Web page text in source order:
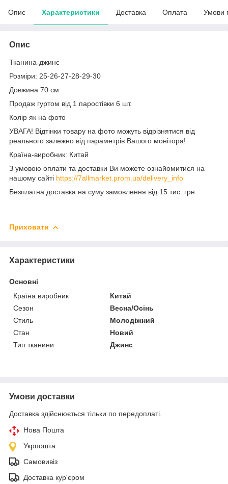
Опис Характеристики Доставка Оплата Умови
Опис
Тканина-джинс
Розміри: 25-26-27-28-29-30
Довжина 70 см
Продаж гуртом від 1 паростівки 6 шт.
Колір як на фото
УВАГА! Відтінки товару на фото можуть відрізнятися від
реального залежно від параметрів Вашого монітора!
Країна-виробник: Китай
З умовою оплати та доставки Ви можете ознайомитися на
нашому сайті https://7allmarket.prom.ua/delivery_info
Безплатна доставка на суму замовлення від 15 тис. грн.
Приховати
Характеристики
Основні
Країна виробник
Китай
Сезон
Весна/Осінь
Стиль
Молодіжний
Стан
Новий
Тип тканини
Джинс
Умови доставки
Доставка здійснюється тільки по передоплаті.
Нова Пошта
Укрпошта
Самовивіз
Доставка кур'єром